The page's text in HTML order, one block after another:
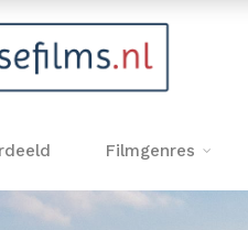
Filmgenres